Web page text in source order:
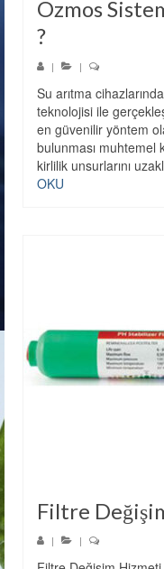
Ozmos
?
| |
Su arıtma
teknolojisi ile
en güvenilir yöntem
bulunması muhtemel
kirlilik unsurlarını
OKU
Filtre
| |